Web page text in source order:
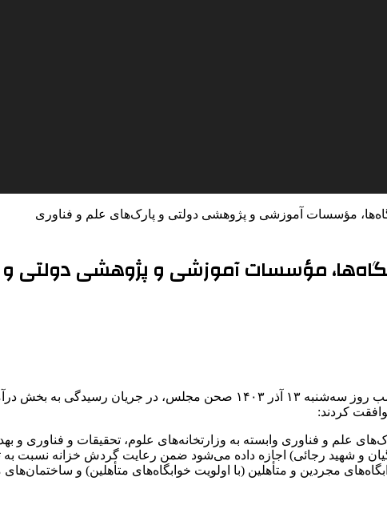
مؤسسات آموزشی و پژوهشی دولتی و پارک‌های علم و فناوری
مؤسسات آموزشی و پژوهشی دولتی و
علم و فناوری وابسته به وزارتخانه‌های علوم، تحقیقات و فناوری
و شهید رجائی) اجازه داده می‌شود ضمن رعایت گردش خزانه نسبت به
مجردین و متأهلین (با اولویت خوابگاه‌های متأهلین) و